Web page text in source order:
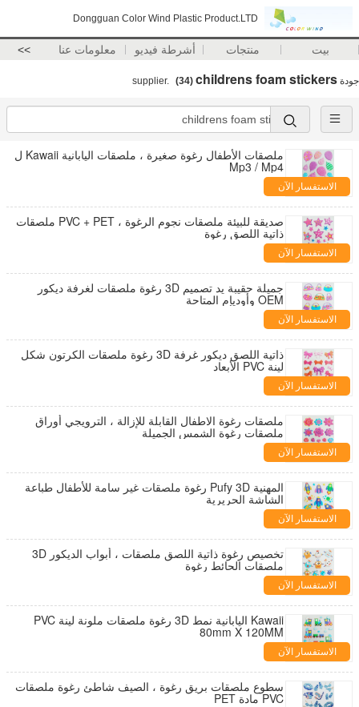
Dongguan Color Wind Plastic Product.LTD
بيت منتجات أشرطة فيديو معلومات عنا >>
جودة childrens foam stickers
(34)
ملصقات الأطفال رغوة صغيرة ، ملصقات اليابانية Kawaii ل
Mp3 / Mp4
الاستفسار الآن
صديقة للبيئة ملصقات نجوم الرغوة ، PVC + PET ملصقات
ذاتية اللصق رغوة
الاستفسار الآن
جميلة حقيبة يد تصميم 3D رغوة ملصقات لغرفة ديكور
OEM وأوديإم المتاحة
الاستفسار الآن
ذاتية اللصق ديكور غرفة 3D رغوة ملصقات الكرتون شكل
لينة PVC الأبعاد
الاستفسار الآن
ملصقات رغوة الاطفال القابلة للإزالة ، الترويجي أوراق
ملصقات رغوة الشمس الجميلة
الاستفسار الآن
المهنية Pufy 3D رغوة ملصقات غير سامة للأطفال طباعة
الشاشة الحريرية
الاستفسار الآن
تخصيص رغوة ذاتية اللصق ملصقات ، أبواب الديكور 3D
ملصقات الحائط رغوة
الاستفسار الآن
Kawaii اليابانية نمط 3D رغوة ملصقات ملونة لينة PVC
80mm X 120MM
الاستفسار الآن
سطوع ملصقات بريق رغوة ، الصيف شاطئ رغوة ملصقات
PVC مادة PET